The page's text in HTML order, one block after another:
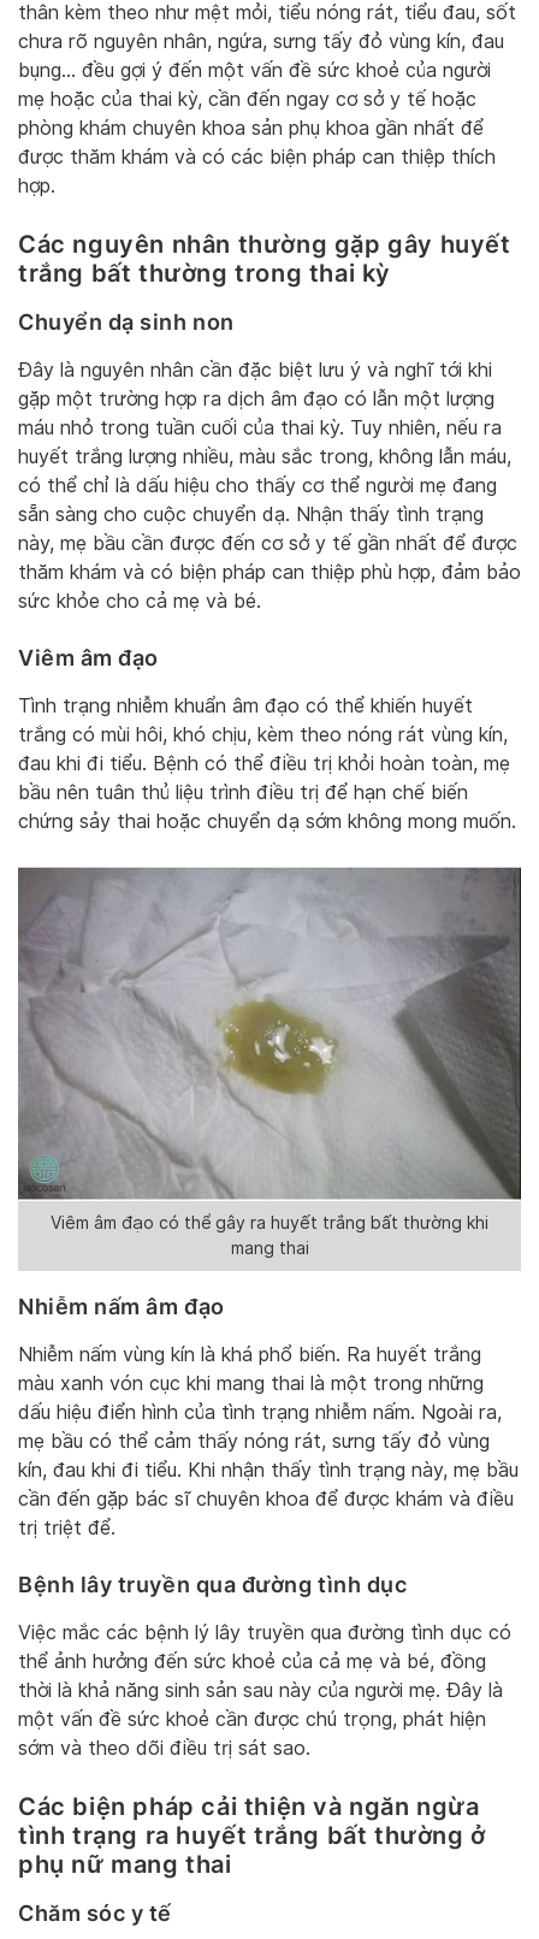
thân kèm theo như mệt mỏi, tiểu nóng rát, tiểu đau, sốt
chưa rõ nguyên nhân, ngứa, sưng tấy đỏ vùng kín, đau
bụng… đều gợi ý đến một vấn đề sức khoẻ của người
mẹ hoặc của thai kỳ, cần đến ngay cơ sở y tế hoặc
phòng khám chuyên khoa sản phụ khoa gần nhất để
được thăm khám và có các biện pháp can thiệp thích
hợp.
Các nguyên nhân thường gặp gây huyết
trắng bất thường trong thai kỳ
Chuyển dạ sinh non
Đây là nguyên nhân cần đặc biệt lưu ý và nghĩ tới khi
gặp một trường hợp ra dịch âm đạo có lẫn một lượng
máu nhỏ trong tuần cuối của thai kỳ. Tuy nhiên, nếu ra
huyết trắng lượng nhiều, màu sắc trong, không lẫn máu,
có thể chỉ là dấu hiệu cho thấy cơ thể người mẹ đang
sẵn sàng cho cuộc chuyển dạ. Nhận thấy tình trạng
này, mẹ bầu cần được đến cơ sở y tế gần nhất để được
thăm khám và có biện pháp can thiệp phù hợp, đảm bảo
sức khỏe cho cả mẹ và bé.
Viêm âm đạo
Tình trạng nhiễm khuẩn âm đạo có thể khiến huyết
trắng có mùi hôi, khó chịu, kèm theo nóng rát vùng kín,
đau khi đi tiểu. Bệnh có thể điều trị khỏi hoàn toàn, mẹ
bầu nên tuân thủ liệu trình điều trị để hạn chế biến
chứng sảy thai hoặc chuyển dạ sớm không mong muốn.
Viêm âm đạo có thể gây ra huyết trắng bất thường khi
mang thai
Nhiễm nấm âm đạo
Nhiễm nấm vùng kín là khá phổ biến. Ra huyết trắng
màu xanh vón cục khi mang thai là một trong những
dấu hiệu điển hình của tình trạng nhiễm nấm. Ngoài ra,
mẹ bầu có thể cảm thấy nóng rát, sưng tấy đỏ vùng
kín, đau khi đi tiểu. Khi nhận thấy tình trạng này, mẹ bầu
cần đến gặp bác sĩ chuyên khoa để được khám và điều
trị triệt để.
Bệnh lây truyền qua đường tình dục
Việc mắc các bệnh lý lây truyền qua đường tình dục có
thể ảnh hưởng đến sức khoẻ của cả mẹ và bé, đồng
thời là khả năng sinh sản sau này của người mẹ. Đây là
một vấn đề sức khoẻ cần được chú trọng, phát hiện
sớm và theo dõi điều trị sát sao.
Các biện pháp cải thiện và ngăn ngừa
tình trạng ra huyết trắng bất thường ở
phụ nữ mang thai
Chăm sóc y tế